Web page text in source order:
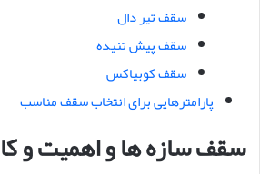
سقف تیر دال
سقف پیش تنیده
سقف کوبیاکس
پارامترهایی برای انتخاب سقف مناسب
سقف سازه ها و اهمیت و